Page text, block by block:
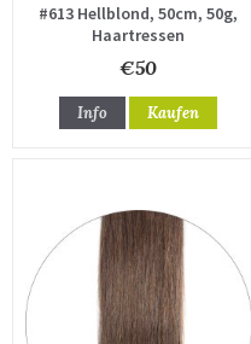
#613 Hellblond, 50cm, 50g,
Haartressen
€50
Info Kaufen